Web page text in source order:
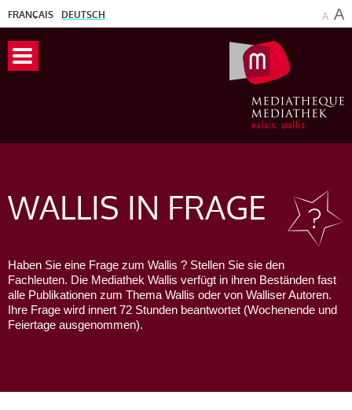
FRANÇAIS DEUTSCH A A
WALLIS IN FRAGE
Haben Sie eine Frage zum Wallis ? Stellen Sie sie den
Fachleuten. Die Mediathek Wallis verfügt in ihren Beständen fast
alle Publikationen zum Thema Wallis oder von Walliser Autoren.
Ihre Frage wird innert 72 Stunden beantwortet (Wochenende und
Feiertage ausgenommen).